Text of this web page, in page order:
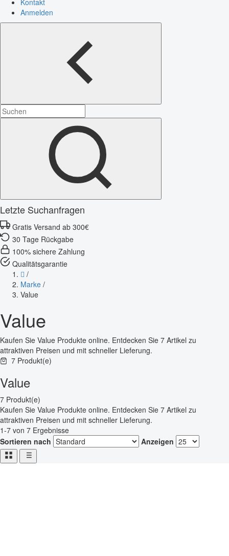
Anmelden
Letzte Suchanfragen
Gratis Versand ab 300€
30 Tage Rückgabe
100% sichere Zahlung
Qualitätsgarantie
/
Marke /
Value
Value
Kaufen Sie Value Produkte online. Entdecken Sie 7 Artikel zu
attraktiven Preisen und mit schneller Lieferung.
7 Produkt(e)
Value
7 Produkt(e)
Kaufen Sie Value Produkte online. Entdecken Sie 7 Artikel zu
attraktiven Preisen und mit schneller Lieferung.
1-7 von 7 Ergebnisse
Sortieren nach
Anzeigen